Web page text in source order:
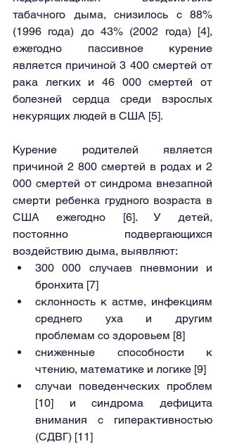
табачного дыма, снизилось с 88%
(1996 года) до 43% (2002 года) [4],
ежегодно пассивное курение
является причиной 3 400 смертей от
рака легких и 46 000 смертей от
болезней сердца среди взрослых
некурящих людей в США [5].
Курение родителей является
причиной 2 800 смертей в родах и 2
000 смертей от синдрома внезапной
смерти ребенка грудного возраста в
США ежегодно [6]. У детей,
постоянно подвергающихся
воздействию дыма, выявляют:
300 000 случаев пневмонии и
бронхита [7]
склонность к астме, инфекциям
среднего уха и другим
проблемам со здоровьем [8]
сниженные способности к
чтению, математике и логике [9]
случаи поведенческих проблем
[10] и синдрома дефицита
внимания с гиперактивностью
(СДВГ) [11]